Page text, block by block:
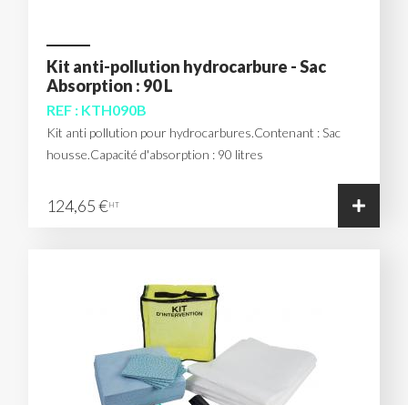
Kit anti-pollution hydrocarbure - Sac
Absorption : 90 L
REF : KTH090B
Kit anti pollution pour hydrocarbures.Contenant : Sac
housse.Capacité d'absorption : 90 litres
124,65 €HT